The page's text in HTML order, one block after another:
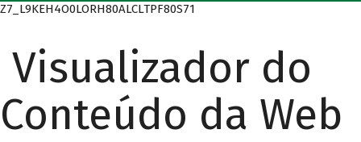
Z7_L9KEH4O0LORH80ALCLTPF80S71
Visualizador do
Conteúdo da Web